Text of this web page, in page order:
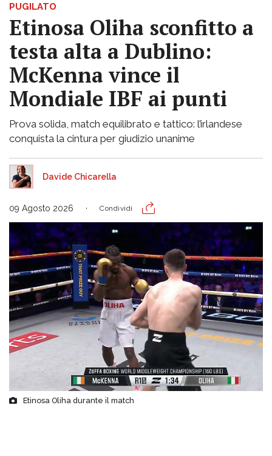
PUGILATO
Etinosa Oliha sconfitto a
testa alta a Dublino:
McKenna vince il
Mondiale IBF ai punti
Prova solida, match equilibrato e tattico: l’irlandese
conquista la cintura per giudizio unanime
Davide Chicarella
09 Agosto 2026 Condividi
Etinosa Oliha durante il match